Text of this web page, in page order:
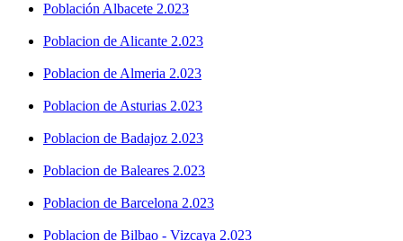
Población Albacete 2.023
Poblacion de Alicante 2.023
Poblacion de Almeria 2.023
Poblacion de Asturias 2.023
Poblacion de Badajoz 2.023
Poblacion de Baleares 2.023
Poblacion de Barcelona 2.023
Poblacion de Bilbao - Vizcaya 2.023